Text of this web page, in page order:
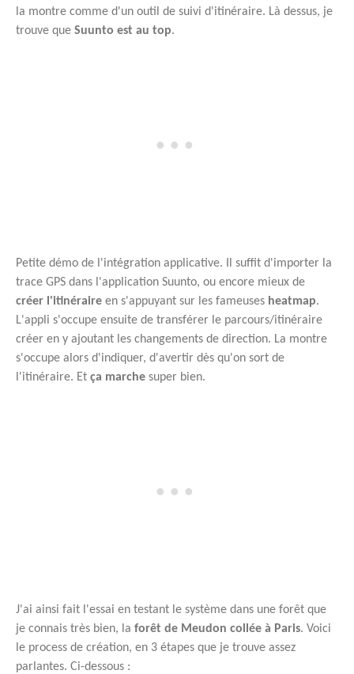
la montre comme d'un outil de suivi d'itinéraire. Là dessus, je
trouve que Suunto est au top.
Petite démo de l'intégration applicative. Il suffit d'importer la
trace GPS dans l'application Suunto, ou encore mieux de
créer l'itinéraire en s'appuyant sur les fameuses heatmap.
L'appli s'occupe ensuite de transférer le parcours/itinéraire
créer en y ajoutant les changements de direction. La montre
s'occupe alors d'indiquer, d'avertir dès qu'on sort de
l'itinéraire. Et ça marche super bien.
J'ai ainsi fait l'essai en testant le système dans une forêt que
je connais très bien, la forêt de Meudon collée à Paris. Voici
le process de création, en 3 étapes que je trouve assez
parlantes. Ci-dessous :